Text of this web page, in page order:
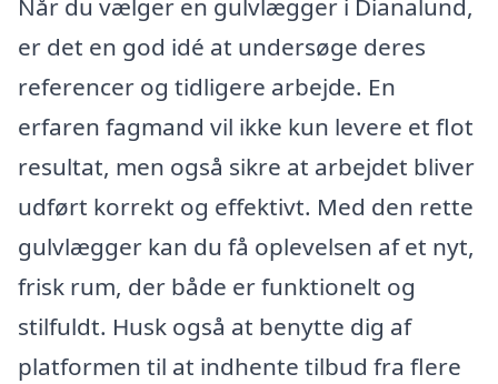
Når du vælger en gulvlægger i Dianalund,
er det en god idé at undersøge deres
referencer og tidligere arbejde. En
erfaren fagmand vil ikke kun levere et flot
resultat, men også sikre at arbejdet bliver
udført korrekt og effektivt. Med den rette
gulvlægger kan du få oplevelsen af et nyt,
frisk rum, der både er funktionelt og
stilfuldt. Husk også at benytte dig af
platformen til at indhente tilbud fra flere